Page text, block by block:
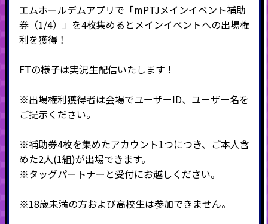
エムホールデムアプリで「mPTJメインイベント補助
券（1/4）」を4枚集めるとメインイベントへの出場権
利を獲得！
FTの様子は実況生配信いたします！
※出場権利獲得者は会場でユーザーID、ユーザー名を
ご提示ください。
※補助券4枚を集めたアカウント1つにつき、ご本人含
めた2人(1組)が出場できます。
※タッグパートナーと受付にお越しください。
※18歳未満の方および高校生は参加できません。